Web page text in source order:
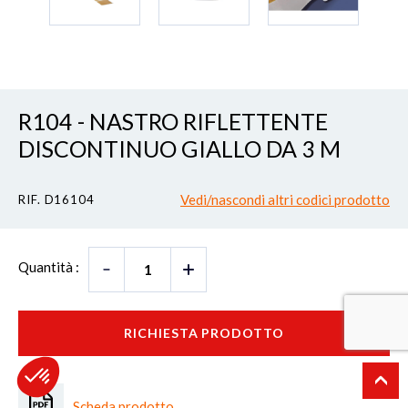
R104 - NASTRO RIFLETTENTE
DISCONTINUO GIALLO DA 3 M
RIF. D16104 Vedi/nascondi altri codici prodotto
Quantità :
RICHIESTA PRODOTTO